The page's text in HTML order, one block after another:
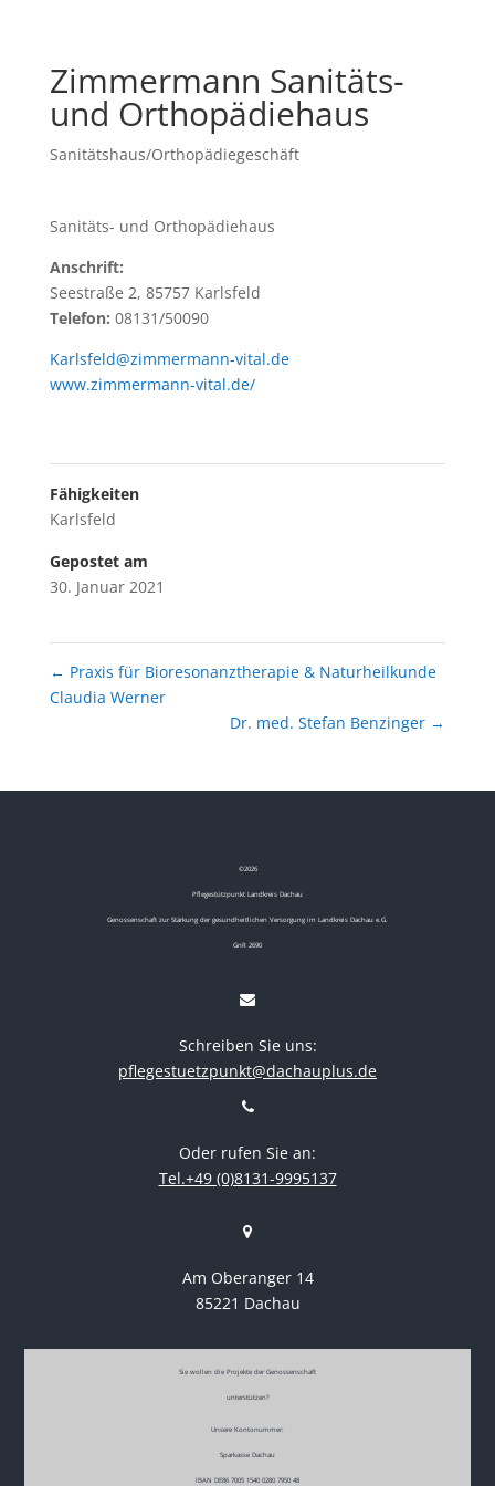
Zimmermann Sanitäts-
und Orthopädiehaus
Sanitätshaus/Orthopädiegeschäft
Sanitäts- und Orthopädiehaus
Anschrift:
Seestraße 2, 85757 Karlsfeld
Telefon: 08131/50090
Karlsfeld@zimmermann-vital.de
www.zimmermann-vital.de/
Fähigkeiten
Karlsfeld
Gepostet am
30. Januar 2021
← Praxis für Bioresonanztherapie & Naturheilkunde
Claudia Werner
Dr. med. Stefan Benzinger →
©2026
Pflegestützpunkt Landkreis Dachau
Genossenschaft zur Stärkung der gesundheitlichen Versorgung im Landkreis Dachau e.G.
GnR 2690
Schreiben Sie uns:
pflegestuetzpunkt@dachauplus.de
Oder rufen Sie an:
Tel.+49 (0)8131-9995137
Am Oberanger 14
85221 Dachau
Sie wollen die Projekte der Genossenschaft
unterstützen?
Unsere Kontonummer:
Sparkasse Dachau
IBAN DE86 7005 1540 0280 7950 48